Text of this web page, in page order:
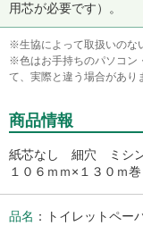
用芯が必要です）。
※生協によって取扱いのな
※色はお手持ちのパソコン
て、実際と違う場合があり
商品情報
紙芯なし 細穴 ミシ
１０６ｍｍ×１３０ｍ巻
品名
トイレットペー